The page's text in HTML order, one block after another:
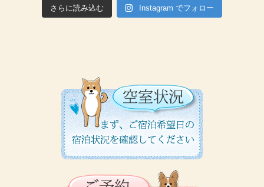
さらに読み込む Instagram でフォロー